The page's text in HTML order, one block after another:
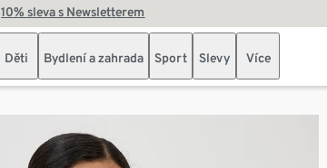
10% sleva s Newsletterem
Děti Bydlení a zahrada Sport Slevy Více